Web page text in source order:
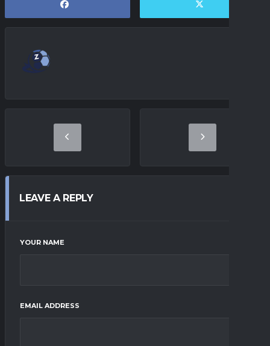
LEAVE A REPLY
YOUR NAME
EMAIL ADDRESS